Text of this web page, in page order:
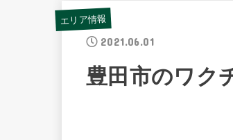
エリア情報
2021.06.01
豊田市のワク